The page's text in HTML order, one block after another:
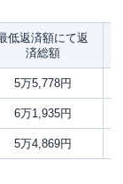
低返済額にて返
済総額
5万5,778円
6万1,935円
5万4,869円